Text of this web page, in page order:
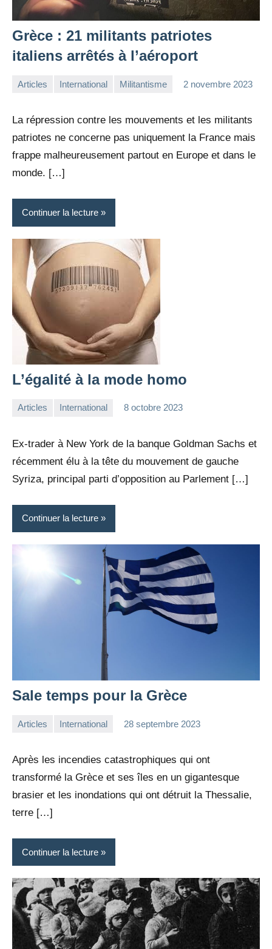
Grèce : 21 militants patriotes
italiens arrêtés à l’aéroport
Articles International Militantisme 2 novembre 2023
La répression contre les mouvements et les militants
patriotes ne concerne pas uniquement la France mais
frappe malheureusement partout en Europe et dans le
monde. […]
Continuer la lecture
L’égalité à la mode homo
Articles International 8 octobre 2023
Ex-trader à New York de la banque Goldman Sachs et
récemment élu à la tête du mouvement de gauche
Syriza, principal parti d’opposition au Parlement […]
Continuer la lecture
Sale temps pour la Grèce
Articles International 28 septembre 2023
Après les incendies catastrophiques qui ont
transformé la Grèce et ses îles en un gigantesque
brasier et les inondations qui ont détruit la Thessalie,
terre […]
Continuer la lecture